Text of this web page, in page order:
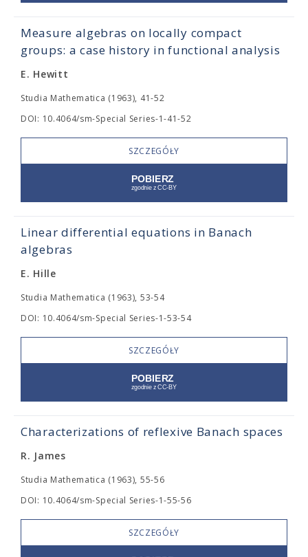
Measure algebras on locally compact
groups: a case history in functional analysis
E. Hewitt
Studia Mathematica (1963), 41-52
DOI: 10.4064/sm-Special Series-1-41-52
SZCZEGÓŁY
Linear differential equations in Banach
algebras
E. Hille
Studia Mathematica (1963), 53-54
DOI: 10.4064/sm-Special Series-1-53-54
SZCZEGÓŁY
Characterizations of reflexive Banach spaces
R. James
Studia Mathematica (1963), 55-56
DOI: 10.4064/sm-Special Series-1-55-56
SZCZEGÓŁY